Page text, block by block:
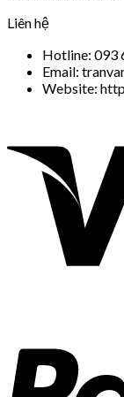
Liên hệ
Hotline: 093
Email:
Website: